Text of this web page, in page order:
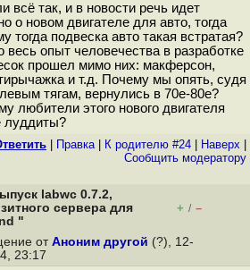
всё так, и в новости речь идет
о новом двигателе для авто, тогда
тогда подвеска авто такая встратая?
весь опыт человечества в разработке
прошел мимо них: макферсон,
и т.д. Почему мы опять, судя
тягам, вернулись в 70е-80е?
любители этого нового двигателя
луддиты?
Правка| К родителю #24 Наверх
Cообщить модератору
labwc 0.7.2,
сервера для
"
+ / –
от Аноним другой (?), 12-
23:17